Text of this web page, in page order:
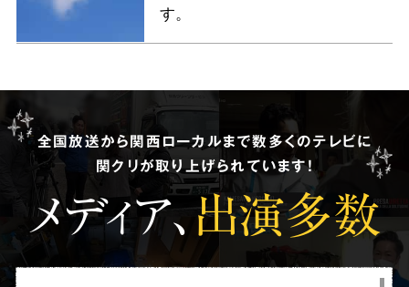
す。
全国放送から関西ローカルまで数多くのテレビに
関クリが取り上げられています!
メディア、出演多数